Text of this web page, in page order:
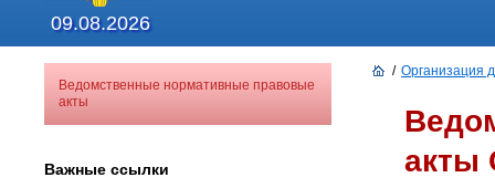
/ Организация
акты
Ведомственные нормативные правовые
акты
Важные ссылки
09.08.2026